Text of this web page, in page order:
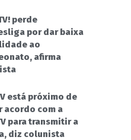
perde
por dar baixa
ao
afirma
está próximo de
acordo com a
para transmitir a
diz colunista